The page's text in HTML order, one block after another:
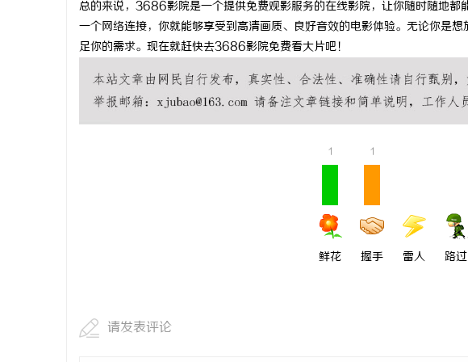
总的来说，3686影院是一个提供免费观影服务的在线影院，让你随时随地都
一个网络连接，你就能够享受到高清画质、良好音效的电影体验。无论你是
足你的需求。现在就赶快去3686影院免费看大片吧！
1
鲜花
1
握手 雷人 路过
请发表评论
550FC45耐磨改性颗粒：提升